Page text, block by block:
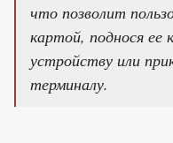
что позволит
картой, поднося
устройству или
терминалу.